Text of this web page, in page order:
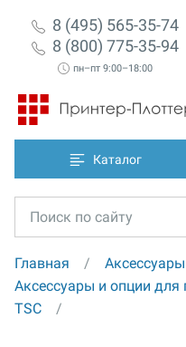
8 (495) 565-35-74
8 (800) 775-35-94
пн–пт 9:00–18:00
Каталог
Главная
Аксессуары и опции для
TSC